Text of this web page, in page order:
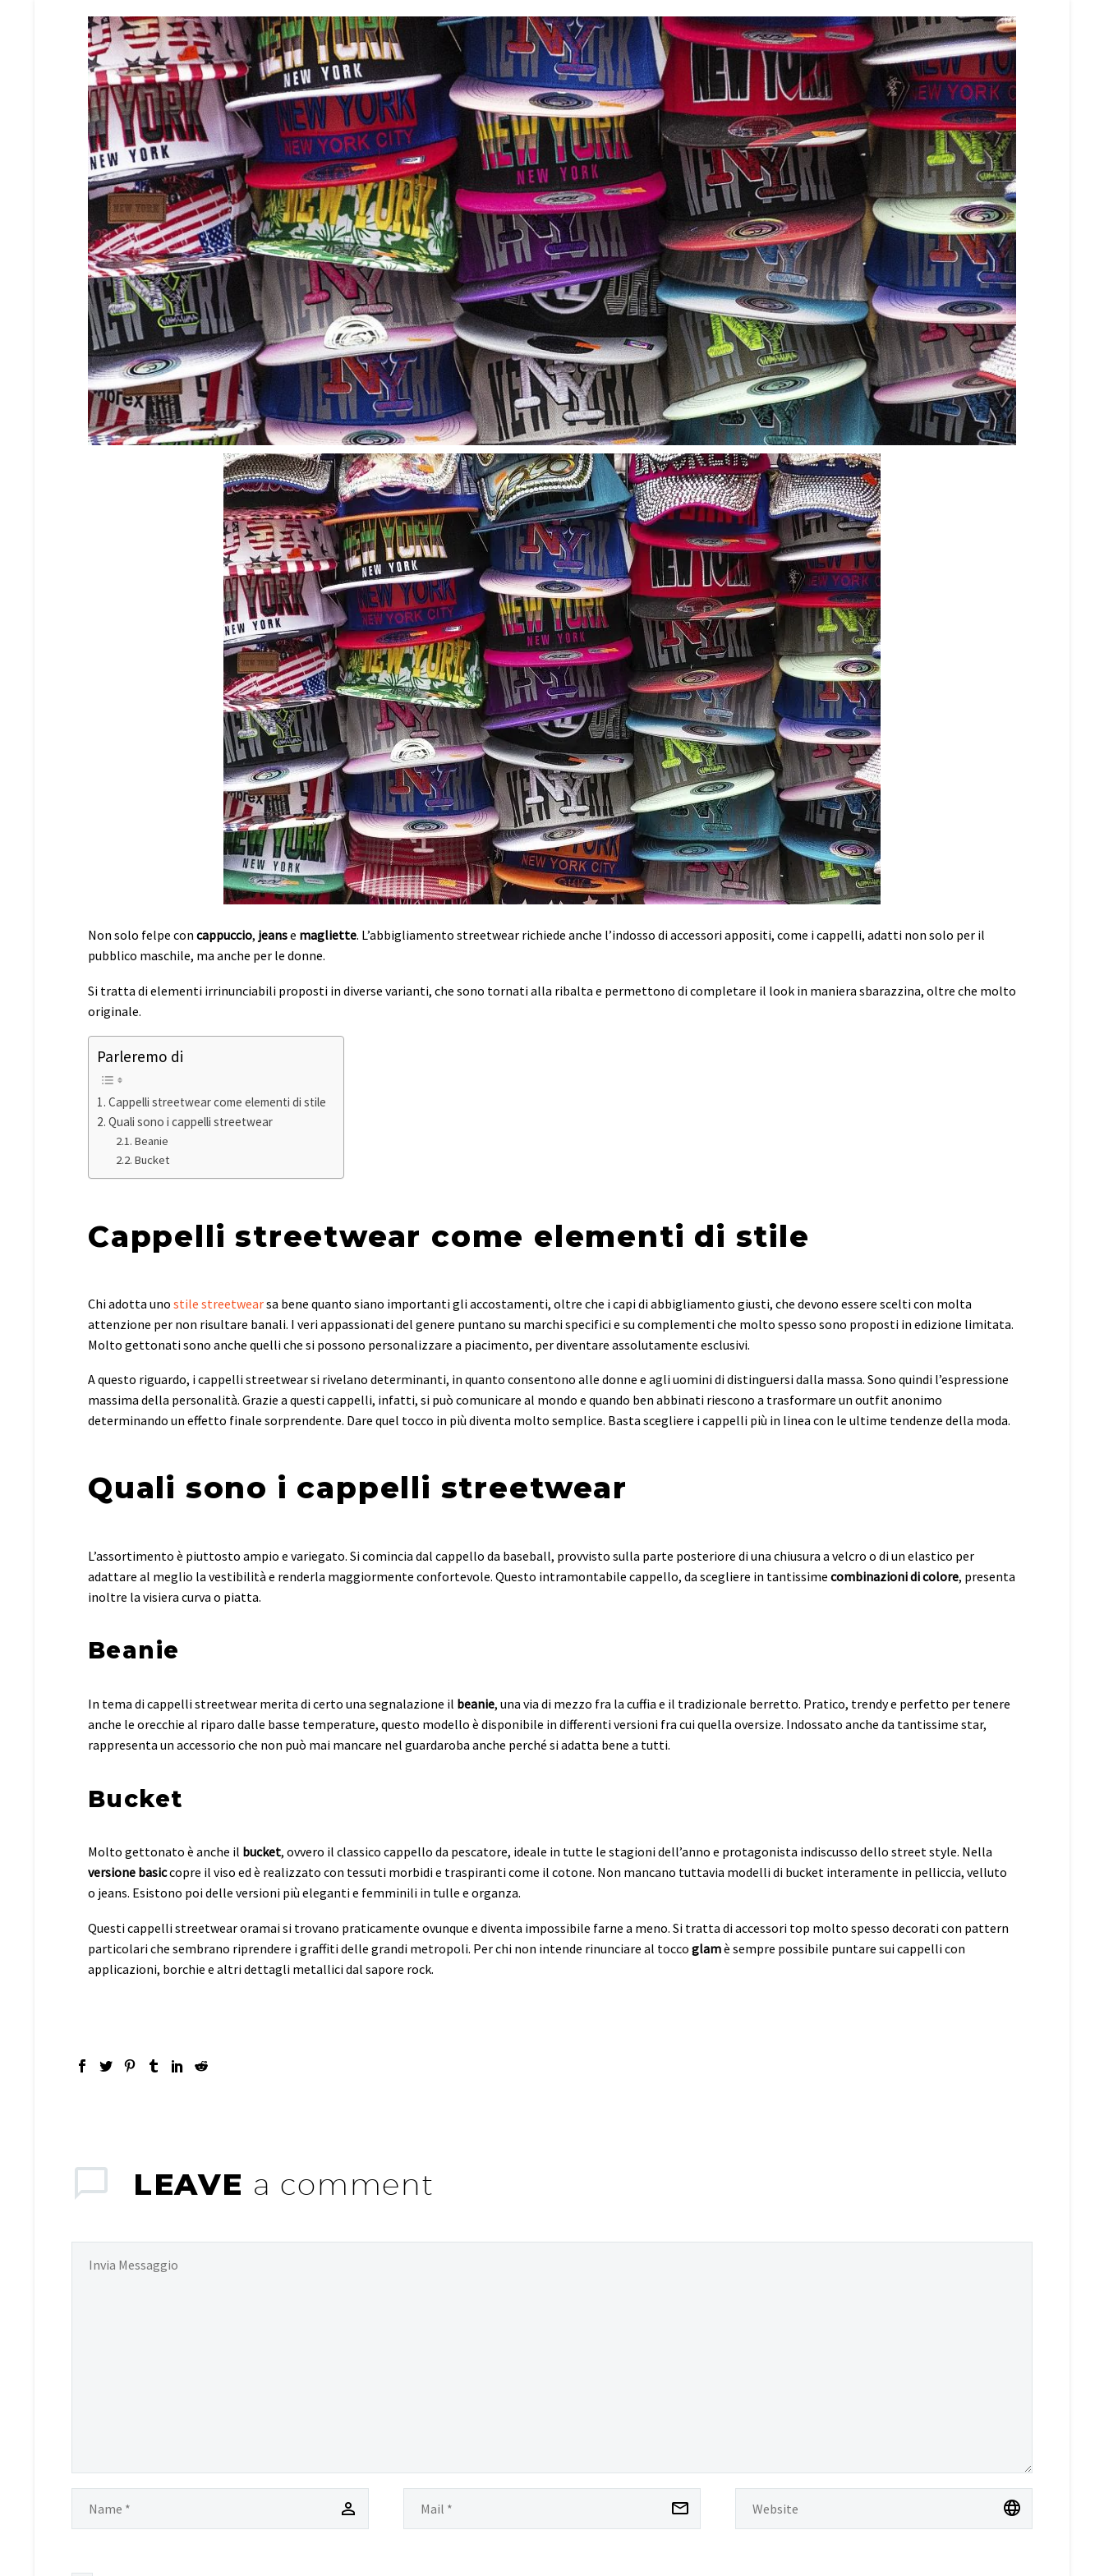
Non solo felpe con cappuccio, jeanse magliette. L’abbigliamento streetwear richiede anche l’indosso di accessori appositi, come i cappelli, adatti non solo per il
pubblico maschile, ma anche per le donne.
Si tratta di elementi irrinunciabili proposti in diverse varianti, che sono tornati alla ribalta e permettono di completare il look in maniera sbarazzina, oltre che molto
originale.
Parleremo di
Cappelli streetwear come elementi di stile
Quali sono i cappelli streetwear
Beanie
Bucket
Cappelli streetwear come elementi di stile
Chi adotta uno stile streetwearsa bene quanto siano importanti gli accostamenti, oltre che i capi di abbigliamento giusti, che devono essere scelti con molta
attenzione per non risultare banali. I veri appassionati del genere puntano su marchi specifici e su complementi che molto spesso sono proposti in edizione limitata.
Molto gettonati sono anche quelli che si possono personalizzare a piacimento, per diventare assolutamente esclusivi.
A questo riguardo, i cappelli streetwear si rivelano determinanti, in quanto consentono alle donne e agli uomini di distinguersi dalla massa. Sono quindi l’espressione
massima della personalità. Grazie a questi cappelli, infatti, si può comunicare al mondo e quando ben abbinati riescono a trasformare un outfit anonimo
determinando un effetto finale sorprendente. Dare quel tocco in più diventa molto semplice. Basta scegliere i cappelli più in linea con le ultime tendenze della moda.
Quali sono i cappelli streetwear
L’assortimento è piuttosto ampio e variegato. Si comincia dal cappello da baseball, provvisto sulla parte posteriore di una chiusura a velcro o di un elastico per
adattare al meglio la vestibilità e renderla maggiormente confortevole. Questo intramontabile cappello, da scegliere in tantissime combinazioni di colore, presenta
inoltre la visiera curva o piatta.
Beanie
In tema di cappelli streetwear merita di certo una segnalazione il beanie, una via di mezzo fra la cuffia e il tradizionale berretto. Pratico, trendy e perfetto per tenere
anche le orecchie al riparo dalle basse temperature, questo modello è disponibile in differenti versioni fra cui quella oversize. Indossato anche da tantissime star,
rappresenta un accessorio che non può mai mancare nel guardaroba anche perché si adatta bene a tutti.
Bucket
Molto gettonato è anche il bucket, ovvero il classico cappello da pescatore, ideale in tutte le stagioni dell’anno e protagonista indiscusso dello street style. Nella
versione basiccopre il viso ed è realizzato con tessuti morbidi e traspiranti come il cotone. Non mancano tuttavia modelli di bucket interamente in pelliccia, velluto
o jeans. Esistono poi delle versioni più eleganti e femminili in tulle e organza.
Questi cappelli streetwear oramai si trovano praticamente ovunque e diventa impossibile farne a meno. Si tratta di accessori top molto spesso decorati con pattern
particolari che sembrano riprendere i graffiti delle grandi metropoli. Per chi non intende rinunciare al tocco glamè sempre possibile puntare sui cappelli con
applicazioni, borchie e altri dettagli metallici dal sapore rock.
LEAVE a comment